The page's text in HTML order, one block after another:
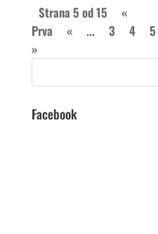
Strana 5 od 15
«
Prva
« ... 3 4 5
»
Facebook